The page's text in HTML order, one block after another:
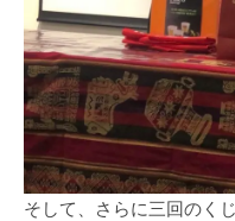
そして、さらに三回のく